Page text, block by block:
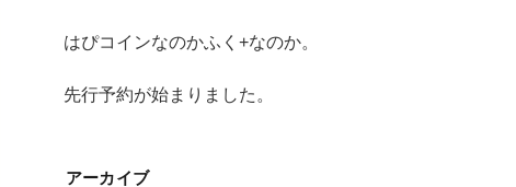
はぴコインなのかふく+なのか。
先行予約が始まりました。
アーカイブ